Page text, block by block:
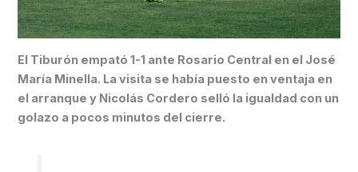
El Tiburón empató 1-1 ante Rosario Central en el José
María Minella. La visita se había puesto en ventaja en
el arranque y Nicolás Cordero selló la igualdad con un
golazo a pocos minutos del cierre.